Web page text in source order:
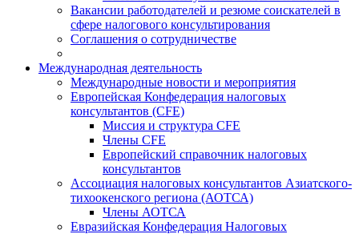
Вакансии работодателей и резюме соискателей в
сфере налогового консультирования
Соглашения о сотрудничестве
Международная деятельность
Международные новости и мероприятия
Европейская Конфедерация налоговых
консультантов (CFE)
Миссия и структура CFE
Члены CFE
Европейский справочник налоговых
консультантов
Ассоциация налоговых консультантов Азиатского-
тихоокенского региона (АОТСА)
Члены АОТСА
Евразийская Конфедерация Налоговых